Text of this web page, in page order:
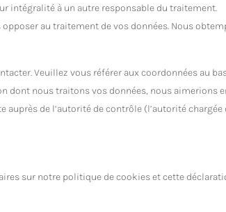
intégralité à un autre responsable du traitement.
au traitement de vos données. Nous
Veuillez vous référer aux coordonnées au
dont nous traitons vos données, nous aimerions
auprès de l’autorité de contrôle (l’autorité
sur notre politique de cookies et cette